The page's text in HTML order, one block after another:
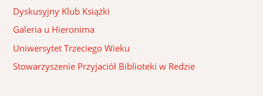
Dyskusyjny Klub Książki
Galeria u Hieronima
Uniwersytet Trzeciego Wieku
Stowarzyszenie Przyjaciół Biblioteki w Redzie